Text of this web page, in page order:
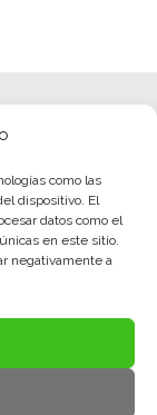
como las
dispositivo. El
datos como el
en este sitio.
negativamente a